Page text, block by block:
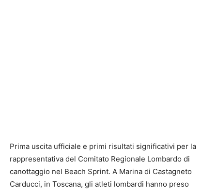
Prima uscita ufficiale e primi risultati significativi per la
rappresentativa del Comitato Regionale Lombardo di
canottaggio nel Beach Sprint. A Marina di Castagneto
Carducci, in Toscana, gli atleti lombardi hanno preso